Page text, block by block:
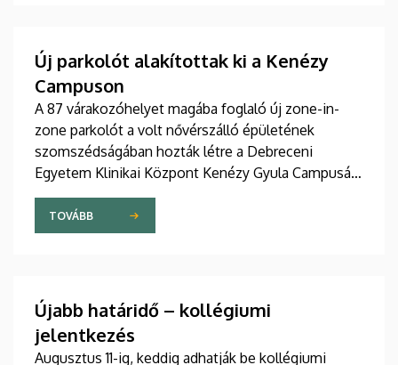
Új parkolót alakítottak ki a Kenézy
Campuson
A 87 várakozóhelyet magába foglaló új zone-in-
zone parkolót a volt nővérszálló épületének
szomszédságában hozták létre a Debreceni
Egyetem Klinikai Központ Kenézy Gyula Campusán.
Az új területet várhatóan augusztusban nyitják meg
a járművek előtt.
TOVÁBB
Újabb határidő – kollégiumi
jelentkezés
Augusztus 11-ig, keddig adhatják be kollégiumi